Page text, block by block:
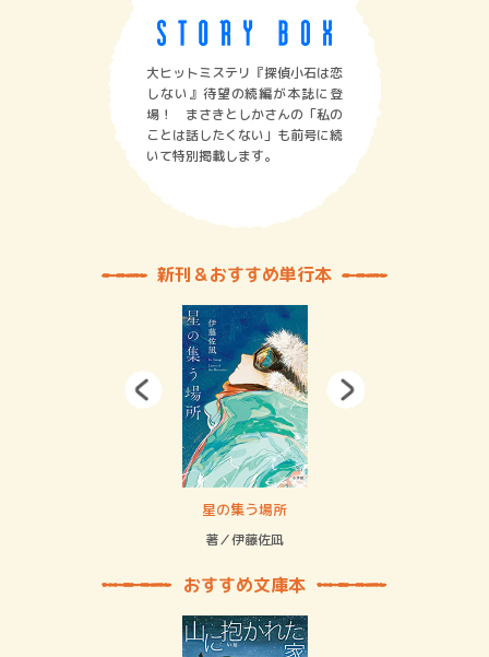
大ヒットミステリ『探偵小石は恋
しない』待望の続編が本誌に登
場！ まさきとしかさんの「私の
ことは話したくない」も前号に続
いて特別掲載します。
新刊＆おすすめ単行本
星の集う場所
著／伊藤佐凪
おすすめ文庫本